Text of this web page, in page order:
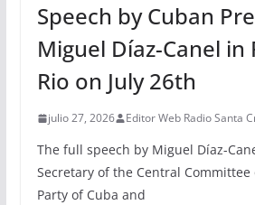
Speech by Cuban
Miguel Díaz-Canel in
Rio on July 26th
julio 27, 2026 Editor Web Radio Santa
The full speech by Miguel Díaz-
Secretary of the Central
Party of Cuba and